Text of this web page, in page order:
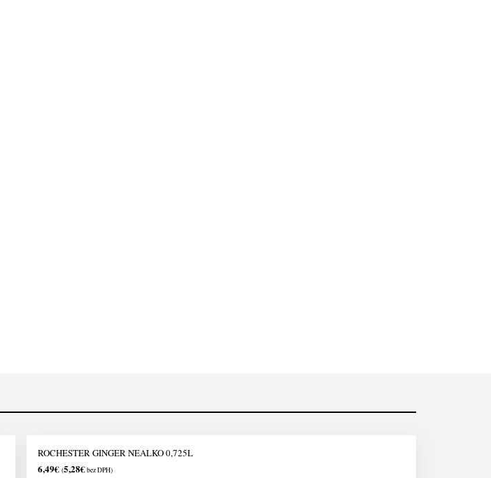
ROCHESTER GINGER NEALKO 0,725L
6,49€ (5,28€bez DPH)